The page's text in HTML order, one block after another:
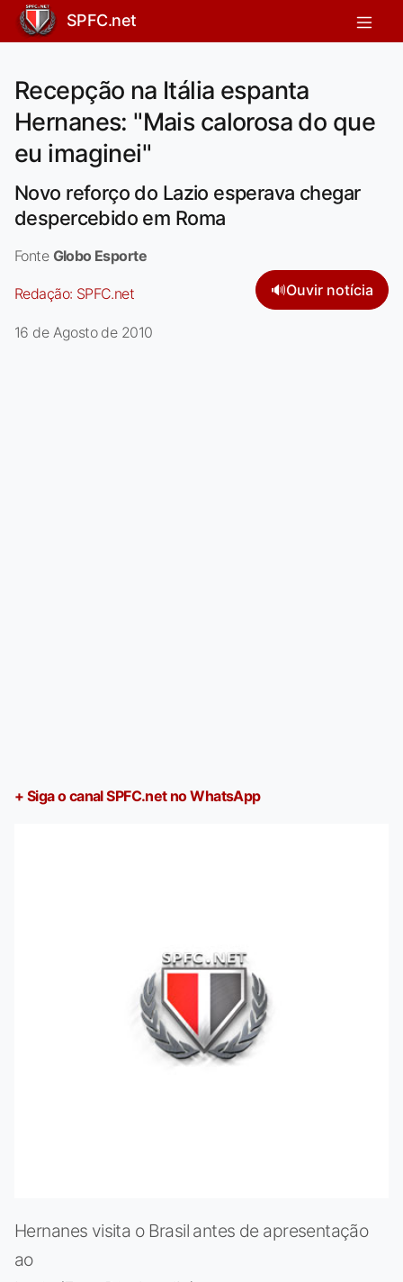
SPFC.net
Recepção na Itália espanta
Hernanes: "Mais calorosa do que
eu imaginei"
Novo reforço do Lazio esperava chegar
despercebido em Roma
Fonte Globo Esporte
Redação: SPFC.net 🔊Ouvir notícia
16 de Agosto de 2010
+ Siga o canal SPFC.net no WhatsApp
Hernanes visita o Brasil antes de apresentação
ao